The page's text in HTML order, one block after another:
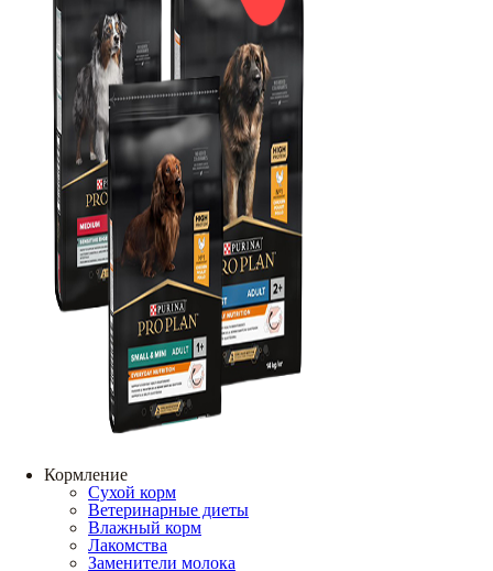
Кормление
Сухой корм
Ветеринарные диеты
Влажный корм
Лакомства
Заменители молока